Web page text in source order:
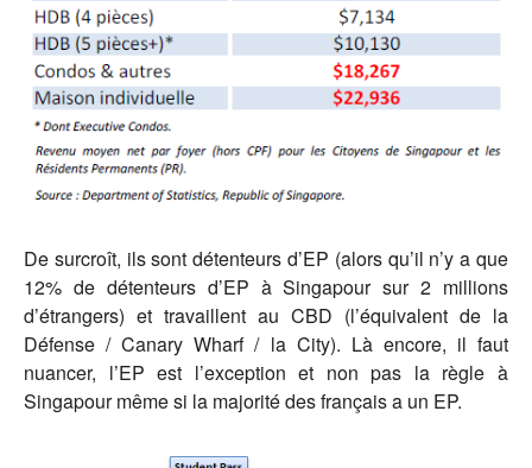
De surcroît, ils sont détenteurs d’EP (alors qu’il n’y a que
12% de détenteurs d’EP à Singapour sur 2 millions
d’étrangers) et travaillent au CBD (l’équivalent de la
Défense / Canary Wharf / la City). Là encore, il faut
nuancer, l’EP est l’exception et non pas la règle à
Singapour même si la majorité des français a un EP.